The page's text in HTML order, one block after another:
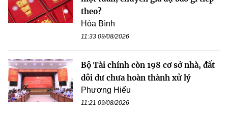
theo?
Hòa Bình
11:33 09/08/2026
Bộ Tài chính còn 198 cơ sở nhà, đất
dôi dư chưa hoàn thành xử lý
Phương Hiếu
11:21 09/08/2026